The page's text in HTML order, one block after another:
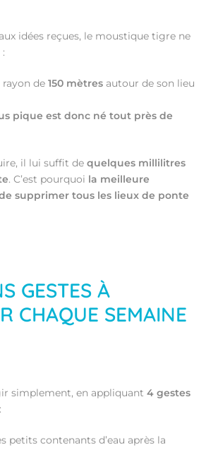
idées reçues, le moustique tigre ne
de 150 mètresautour de son lieu
pique est donc né tout près de
il lui suffit de quelques millilitres
. C’est pourquoi la meilleure
supprimer tous les lieux de ponte
GESTES À
CHAQUE SEMAINE
simplement, en appliquant 4 gestes
:
petits contenants d’eau après la